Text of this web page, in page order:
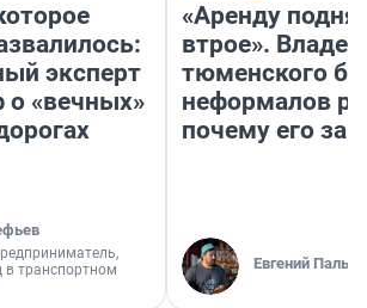
эксперт
о «вечных»
в транспортном
«Аренду
втрое».
тюменского
неформалов
почему его
Евгений